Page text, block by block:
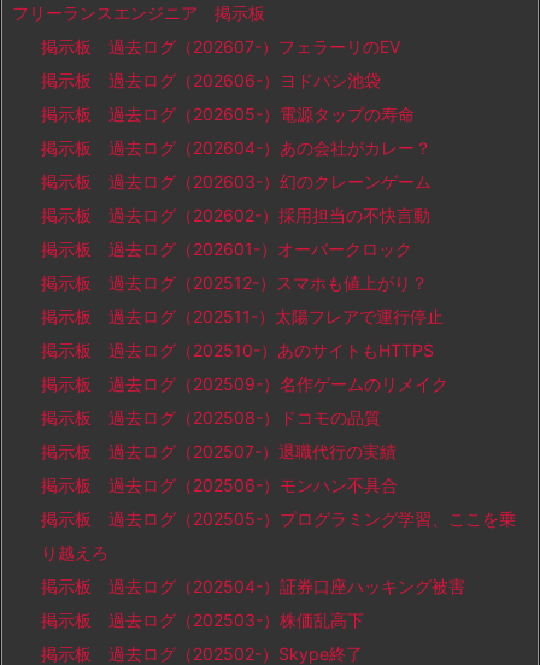
フリーランスエンジニア 掲示板
掲示板 過去ログ（202607-）フェラーリのEV
掲示板 過去ログ（202606-）ヨドバシ池袋
掲示板 過去ログ（202605-）電源タップの寿命
掲示板 過去ログ（202604-）あの会社がカレー？
掲示板 過去ログ（202603-）幻のクレーンゲーム
掲示板 過去ログ（202602-）採用担当の不快言動
掲示板 過去ログ（202601-）オーバークロック
掲示板 過去ログ（202512-）スマホも値上がり？
掲示板 過去ログ（202511-）太陽フレアで運行停止
掲示板 過去ログ（202510-）あのサイトもHTTPS
掲示板 過去ログ（202509-）名作ゲームのリメイク
掲示板 過去ログ（202508-）ドコモの品質
掲示板 過去ログ（202507-）退職代行の実績
掲示板 過去ログ（202506-）モンハン不具合
掲示板 過去ログ（202505-）プログラミング学習、ここを乗
り越えろ
掲示板 過去ログ（202504-）証券口座ハッキング被害
掲示板 過去ログ（202503-）株価乱高下
掲示板 過去ログ（202502-）Skype終了